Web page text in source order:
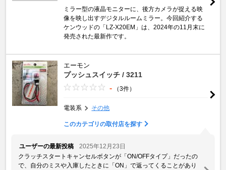
ミラー型の液晶モニターに、後方カメラが捉える映
像を映し出すデジタルルームミラー。今回紹介する
ケンウッドの「LZ-X20EM」は、2024年の11月末に
発売された最新作です。
エーモン
プッシュスイッチ / 3211
- （3件）
電装系 その他
このカテゴリの取付店を探す
ユーザーの最新投稿
2025年12月23日
クラッチスタートキャンセルボタンが「ON/OFFタイプ」だったの
で、自分のミスや入庫したときに「ON」で返ってくることがあり